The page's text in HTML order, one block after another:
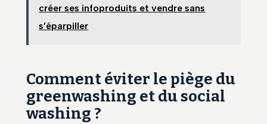
créer ses infoproduits et vendre sans
s’éparpiller
Comment éviter le piège du
greenwashing et du social
washing ?